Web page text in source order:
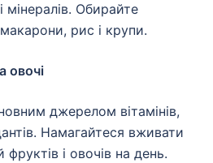
мінералів. Обирайте
рис і крупи.
овочі
джерелом вітамінів,
Намагайтеся вживати
і овочів на день.